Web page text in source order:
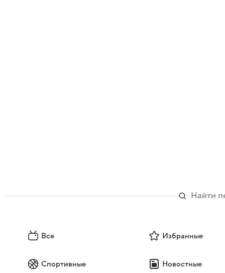
Все Избранные
Спортивные Новостные